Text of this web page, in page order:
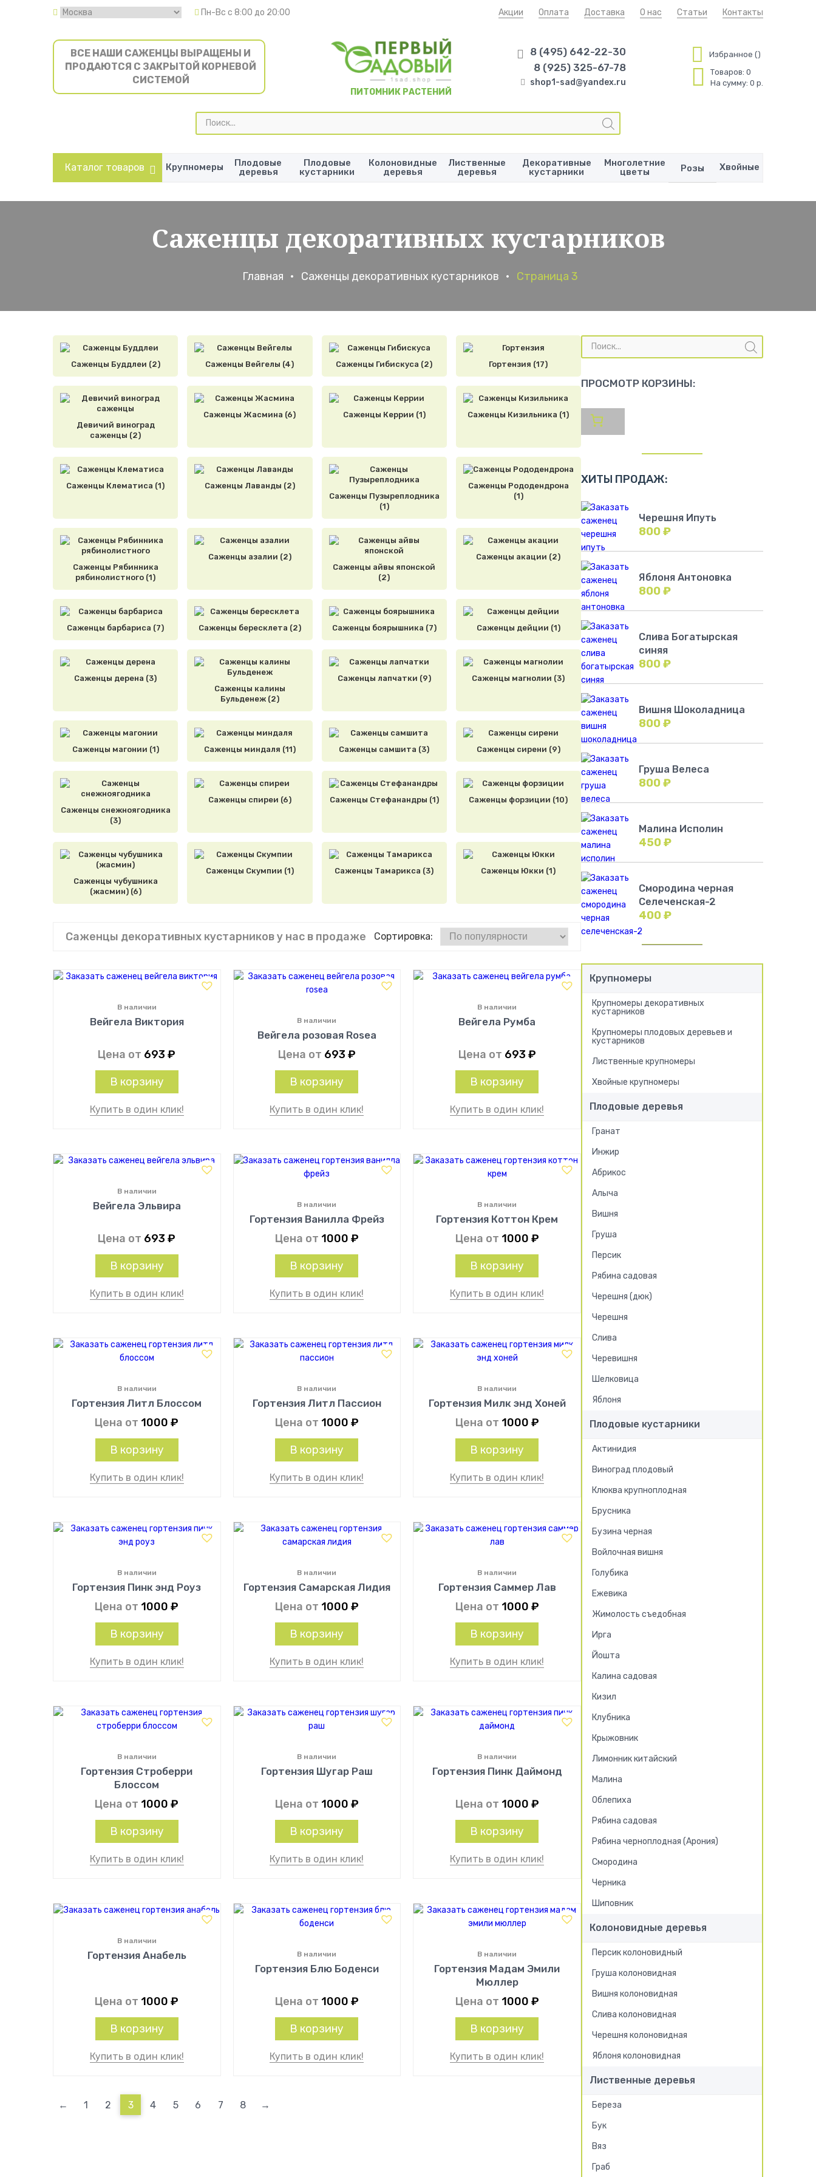
Пн-Вс с 8:00 до 20:00 Акции Оплата Доставка О нас Статьи Контакты
ВСЕ НАШИ САЖЕНЦЫ ВЫРАЩЕНЫ И
ПРОДАЮТСЯ С ЗАКРЫТОЙ КОРНЕВОЙ
СИСТЕМОЙ
ПИТОМНИК РАСТЕНИЙ
8 (495) 642-22-30
8 (925) 325-67-78
shop1-sad@yandex.ru
Избранное
Товаров: 0
На сумму: 0 р.
Поиск
товаров
Каталог товаров Крупномеры
Плодовые
деревья
Плодовые
кустарники
Колоновидные
деревья
Лиственные
деревья
Декоративные
кустарники
Многолетние
цветы
Розы Хвойные
Саженцы декоративных кустарников
Главная • Саженцы декоративных кустарников • Страница 3
Саженцы Буддлеи (2) Саженцы Вейгелы (4) Саженцы Гибискуса (2) Гортензия (17)
Девичий виноград
саженцы (2)
Саженцы Жасмина (6) Саженцы Керрии (1) Саженцы Кизильника (1)
Саженцы Клематиса (1)
Саженцы Лаванды (2)
Саженцы Пузыреплодника
(1)
Саженцы Рододендрона
(1)
Саженцы Рябинника
рябинолистного (1)
Саженцы азалии (2)
Саженцы айвы японской
(2)
Саженцы акации (2)
Саженцы барбариса (7) Саженцы бересклета (2) Саженцы боярышника (7) Саженцы дейции (1)
Саженцы дерена (3)
Саженцы калины
Бульденеж (2)
Саженцы лапчатки (9) Саженцы магнолии (3)
Саженцы магонии (1) Саженцы миндаля (11) Саженцы самшита (3) Саженцы сирени (9)
Саженцы снежноягодника
(3)
Саженцы спиреи (6) Саженцы Стефанандры (1) Саженцы форзиции (10)
Саженцы чубушника
(жасмин) (6)
Саженцы Скумпии (1) Саженцы Тамарикса (3) Саженцы Юкки (1)
Саженцы декоративных кустарников у нас в продаже Сортировка:
Вейгела Виктория
В наличии
Цена от 693₽
В корзину
Купить в один клик!
Вейгела розовая Rosea
В наличии
Цена от 693 ₽
В корзину
Купить в один клик!
Вейгела Румба
В наличии
Цена от 693 ₽
В корзину
Купить в один клик!
Вейгела Эльвира
В наличии
Цена от 693₽
В корзину
Купить в один клик!
Гортензия Ванилла Фрейз
В наличии
Цена от 1000 ₽
В корзину
Купить в один клик!
Гортензия Коттон Крем
В наличии
Цена от 1000 ₽
В корзину
Купить в один клик!
Гортензия Литл Блоссом
В наличии
Цена от 1000₽
В корзину
Купить в один клик!
Гортензия Литл Пассион
В наличии
Цена от 1000 ₽
В корзину
Купить в один клик!
Гортензия Милк энд Хоней
В наличии
Цена от 1000 ₽
В корзину
Купить в один клик!
Гортензия Пинк энд Роуз
В наличии
Цена от 1000₽
В корзину
Купить в один клик!
Гортензия Самарская Лидия
В наличии
Цена от 1000 ₽
В корзину
Купить в один клик!
Гортензия Саммер Лав
В наличии
Цена от 1000 ₽
В корзину
Купить в один клик!
Гортензия Строберри
Блоссом
В наличии
Цена от 1000₽
В корзину
Купить в один клик!
Гортензия Шугар Раш
В наличии
Цена от 1000 ₽
В корзину
Купить в один клик!
Гортензия Пинк Даймонд
В наличии
Цена от 1000 ₽
В корзину
Купить в один клик!
Гортензия Анабель
В наличии
Цена от 1000₽
В корзину
Купить в один клик!
Гортензия Блю Боденси
В наличии
Цена от 1000 ₽
В корзину
Купить в один клик!
Гортензия Мадам Эмили
Мюллер
В наличии
Цена от 1000 ₽
В корзину
Купить в один клик!
← 1 2 3 4 5 6 7 8 →
Поиск
товаров
ПРОСМОТР КОРЗИНЫ:
ХИТЫ ПРОДАЖ:
Черешня Ипуть
800₽
Яблоня Антоновка
800₽
Слива Богатырская
синяя
800₽
Вишня Шоколадница
800₽
Груша Велеса
800₽
Малина Исполин
450₽
Смородина черная
Селеченская-2
400₽
Крупномеры
Крупномеры декоративных
кустарников
Крупномеры плодовых деревьев и
кустарников
Лиственные крупномеры
Хвойные крупномеры
Плодовые деревья
Гранат
Инжир
Абрикос
Алыча
Вишня
Груша
Персик
Рябина садовая
Черешня (дюк)
Черешня
Слива
Черевишня
Шелковица
Яблоня
Плодовые кустарники
Актинидия
Виноград плодовый
Клюква крупноплодная
Брусника
Бузина черная
Войлочная вишня
Голубика
Ежевика
Жимолость съедобная
Ирга
Йошта
Калина садовая
Кизил
Клубника
Крыжовник
Лимонник китайский
Малина
Облепиха
Рябина садовая
Рябина черноплодная (Арония)
Смородина
Черника
Шиповник
Колоновидные деревья
Персик колоновидный
Груша колоновидная
Вишня колоновидная
Слива колоновидная
Черешня колоновидная
Яблоня колоновидная
Лиственные деревья
Береза
Бук
Вяз
Граб